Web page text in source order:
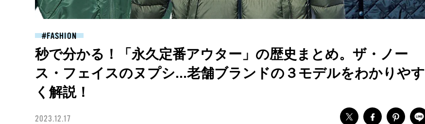
FASHION
秒で分かる！「永久定番アウター」の歴史まとめ。ザ・ノー
ス・フェイスのヌプシ...老舗ブランドの３モデルをわかりやす
く解説！
2023.12.17